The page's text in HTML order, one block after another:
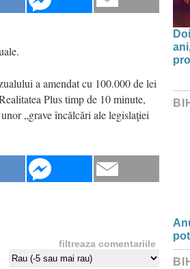
a amendat cu 100.000 de lei
Plus timp de 10 minute,
„grave încălcări ale legislaţiei
filtreaza comentariile